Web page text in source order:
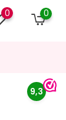
0 0
9,3